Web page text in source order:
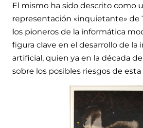
El mismo ha sido descrito como
representación «inquietante» de
los pioneros de la informática
figura clave en el desarrollo de la
artificial, quien ya en la década
sobre los posibles riesgos de esta